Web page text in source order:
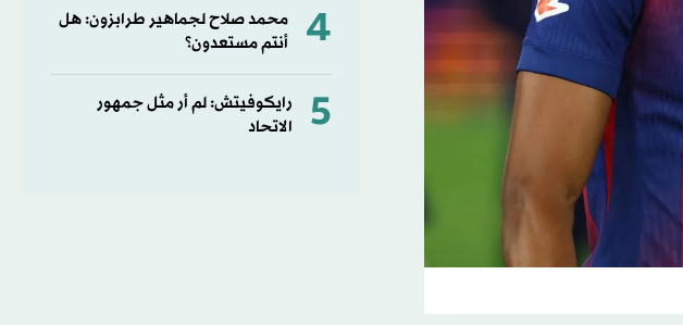
4
محمد صلاح لجماهير طرابزون: هل
أنتم مستعدون؟
5
رايكوفيتش: لم أر مثل جمهور
الاتحاد